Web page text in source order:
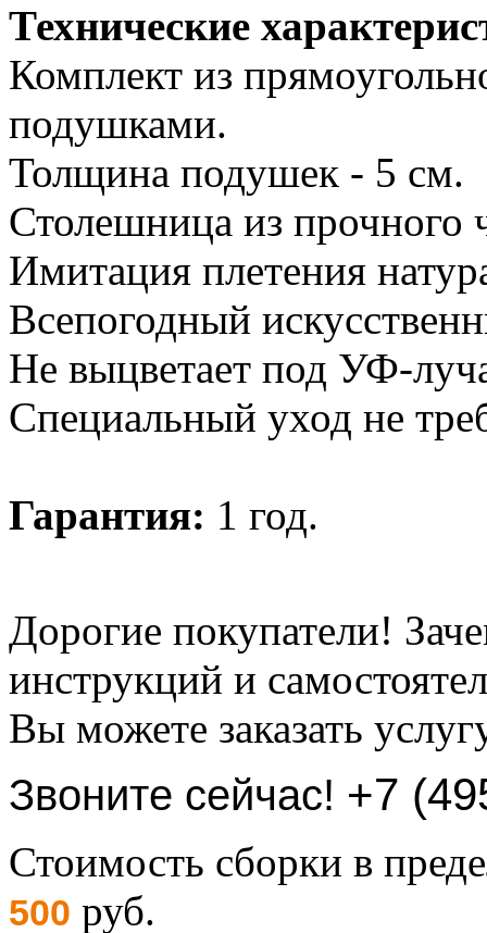
Технические
Комплект из
подушками.
Толщина подушек - 5 см.
Столешница из прочного
Имитация плетения
Всепогодный
Не выцветает под УФ-
Специальный уход не
Гарантия: 1 год.
Дорогие покупатели!
инструкций и
Вы можете заказать
Звоните сейчас! +7
Стоимость сборки в
500 руб.